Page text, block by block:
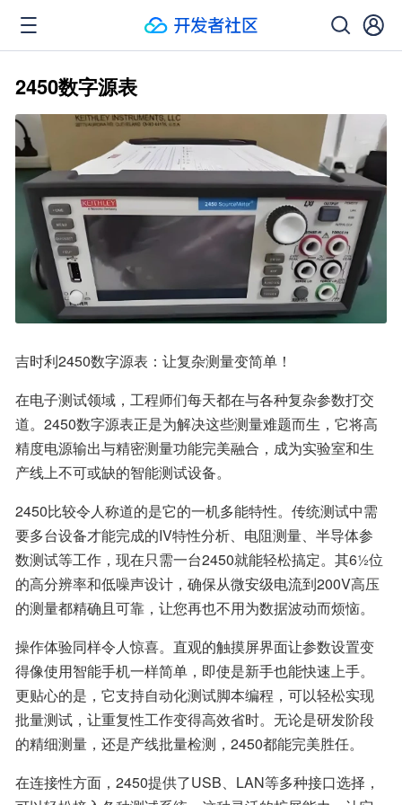
2450数字源表
吉时利2450数字源表：让复杂测量变简单！
在电子测试领域，工程师们每天都在与各种复杂参数打交
道。2450数字源表正是为解决这些测量难题而生，它将高
精度电源输出与精密测量功能完美融合，成为实验室和生
产线上不可或缺的智能测试设备。
2450比较令人称道的是它的一机多能特性。传统测试中需
要多台设备才能完成的IV特性分析、电阻测量、半导体参
数测试等工作，现在只需一台2450就能轻松搞定。其6½位
的高分辨率和低噪声设计，确保从微安级电流到200V高压
的测量都精确且可靠，让您再也不用为数据波动而烦恼。
操作体验同样令人惊喜。直观的触摸屏界面让参数设置变
得像使用智能手机一样简单，即使是新手也能快速上手。
更贴心的是，它支持自动化测试脚本编程，可以轻松实现
批量测试，让重复性工作变得高效省时。无论是研发阶段
的精细测量，还是产线批量检测，2450都能完美胜任。
在连接性方面，2450提供了USB、LAN等多种接口选择，